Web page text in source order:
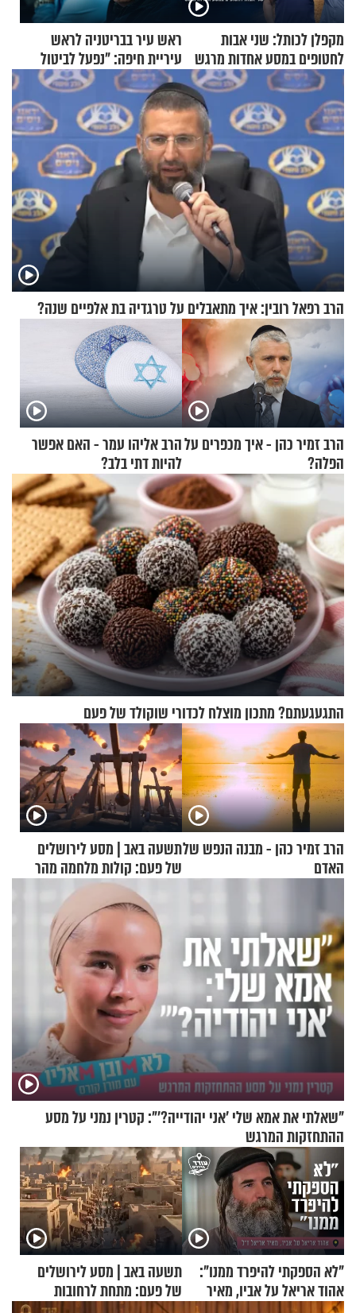
מקפלן לכותל: שני אבות
לחטופים במסע אחדות מרגש
ראש עיר בבריטניה לראש
עיריית חיפה: ״נפעל לביטול
ברית הערים התאומות״
הרב רפאל רובין: איך מתאבלים על טרגדיה בת אלפיים שנה?
הרב זמיר כהן - איך מכפרים על
הפלה?
הרב אליהו עמר - האם אפשר
להיות דתי בלב?
התגעגעתם? מתכון מוצלח לכדורי שוקולד של פעם
הרב זמיר כהן - מבנה הנפש של
האדם
תשעה באב | מסע לירושלים
של פעם: קולות מלחמה מהר
"שאלתי את אמא שלי 'אני יהודייה?'": קטרין נמני על מסע
ההתחזקות המרגש
"לא הספקתי להיפרד ממנו":
אהוד אריאל על אביו, מאיר
תשעה באב | מסע לירושלים
של פעם: מתחת לרחובות